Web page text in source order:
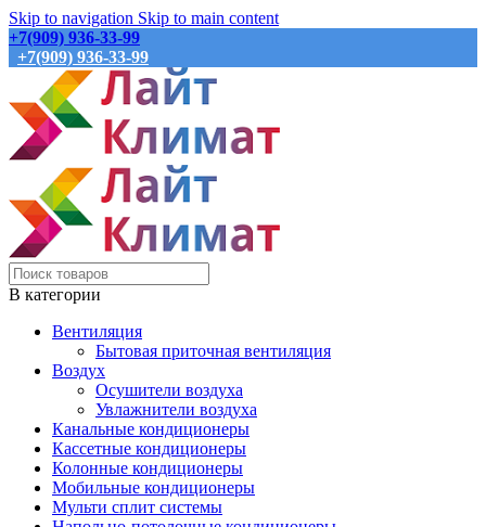
Skip to navigation Skip to main content
+7(909) 936-33-99
+7(909) 936-33-99
В категории
Вентиляция
Бытовая приточная вентиляция
Воздух
Осушители воздуха
Увлажнители воздуха
Канальные кондиционеры
Кассетные кондиционеры
Колонные кондиционеры
Мобильные кондиционеры
Мульти сплит системы